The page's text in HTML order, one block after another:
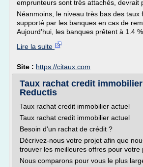
emprunteurs sont très attachés, devrait
Néanmoins, le niveau très bas des taux
supporté par les banques en cas de
Aujourd'hui, les banques prêtent à 1.4 %
Lire la suite
Site : https://citaux.com
Taux rachat credit immobilier
Reductis
Taux rachat credit immobilier actuel
Taux rachat credit immobilier actuel
Besoin d'un rachat de crédit ?
Décrivez-nous votre projet afin que
trouver les meilleures offres pour votre
Nous comparons pour vous le plus